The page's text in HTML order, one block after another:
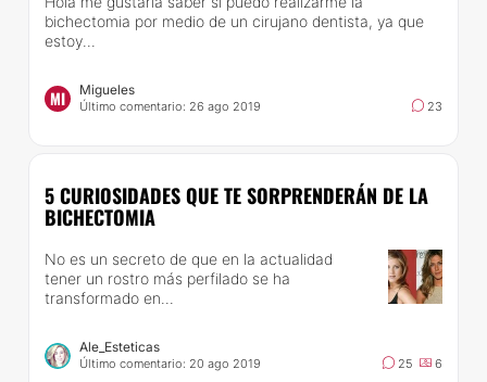
bichectomia por medio de un cirujano dentista, ya que
estoy...
MI Migueles
Último comentario: 26 ago 2019 23
5 CURIOSIDADES QUE TE SORPRENDERÁN DE LA
BICHECTOMIA
No es un secreto de que en la actualidad
tener un rostro más perfilado se ha
transformado en...
Ale_Esteticas
Último comentario: 20 ago 2019 25 6